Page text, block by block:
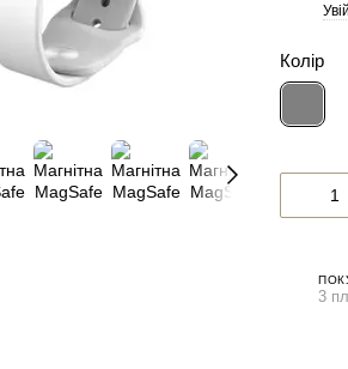
Колір
3